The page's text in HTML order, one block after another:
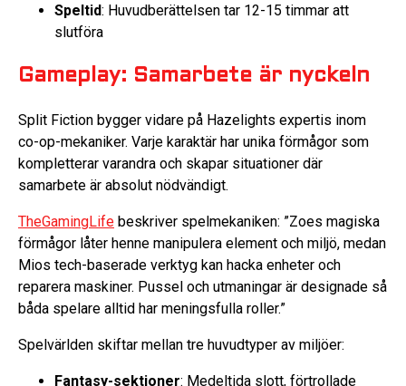
Speltid: Huvudberättelsen tar 12-15 timmar att
slutföra
Gameplay: Samarbete är nyckeln
Split Fiction bygger vidare på Hazelights expertis inom
co-op-mekaniker. Varje karaktär har unika förmågor som
kompletterar varandra och skapar situationer där
samarbete är absolut nödvändigt.
TheGamingLife beskriver spelmekaniken: ”Zoes magiska
förmågor låter henne manipulera element och miljö, medan
Mios tech-baserade verktyg kan hacka enheter och
reparera maskiner. Pussel och utmaningar är designade så
båda spelare alltid har meningsfulla roller.”
Spelvärlden skiftar mellan tre huvudtyper av miljöer:
Fantasy-sektioner: Medeltida slott, förtrollade